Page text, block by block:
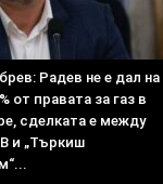
Радев не е дал на
от правата за газ в
сделката е между
и „Търкиш